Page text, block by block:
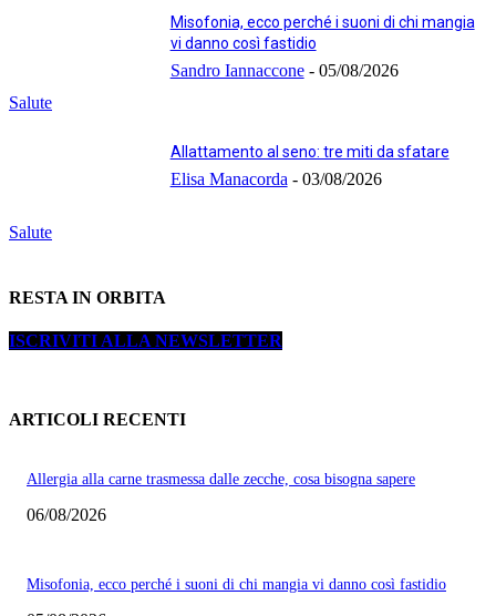
Salute
Misofonia, ecco perché i suoni di chi mangia
vi danno così fastidio
Sandro Iannaccone - 05/08/2026
Salute
Allattamento al seno: tre miti da sfatare
Elisa Manacorda - 03/08/2026
RESTA IN ORBITA
ISCRIVITI ALLA NEWSLETTER
ARTICOLI RECENTI
Allergia alla carne trasmessa dalle zecche, cosa bisogna sapere
06/08/2026
Misofonia, ecco perché i suoni di chi mangia vi danno così fastidio